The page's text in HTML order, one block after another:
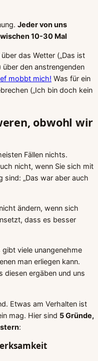
Jeder von uns
10-30 Mal
das Wetter („Das ist
den anstrengenden
mobbt mich! Was für ein
(„Ich bin doch kein
obwohl wir
Fällen nichts.
nicht, wenn Sie sich mit
sind: „Das war aber auch
ändern, wenn sich
dass es besser
viele unangenehme
man erliegen kann.
diesen ergäben und uns
Etwas am Verhalten ist
mag. Hier sind 5 Gründe,
: